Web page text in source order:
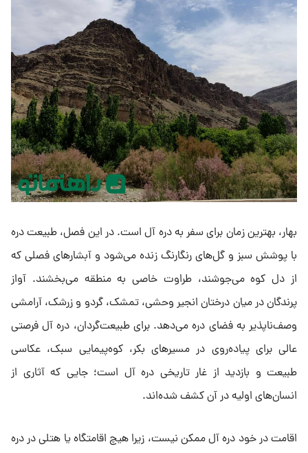
بهار، بهترین زمان برای سفر به دره آل است. در این فصل، طبیعت دره
با پوشش سبز و گل‌های رنگارنگ زنده می‌شود و آبشارهای فصلی که
از دل کوه می‌جوشند، طراوت خاصی به منطقه می‌بخشند. آواز
پرندگان در میان درختان انجیر وحشی، تمشک، گردو و زرشک، آرامشی
وصف‌ناپذیر به فضای دره می‌دهد. برای طبیعت‌گردان، دره آل فرصتی
عالی برای پیاده‌روی در مسیرهای بکر، کوه‌پیمایی سبک، عکاسی
طبیعت و بازدید از غار تاریخی دره آل است؛ جایی که آثاری از
انسان‌های اولیه در آن کشف شده‌اند.
اقامت در خود دره آل ممکن نیست، زیرا هیچ اقامتگاه یا هتلی در دره